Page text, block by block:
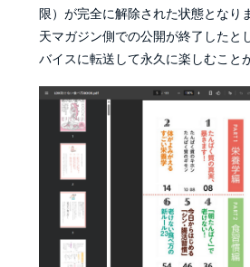
限）が完全に解除された状態となり
天マガジン側での公開が終了したと
バイスに転送して永久に楽しむこと